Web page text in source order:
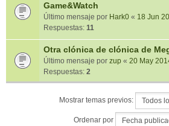
Game&Watch
Último mensaje por Hark0 « 18 Jun
Respuestas: 11
Otra clónica de clónica de
Último mensaje por zup « 20 May
Respuestas: 2
Mostrar temas previos:
Ordenar por